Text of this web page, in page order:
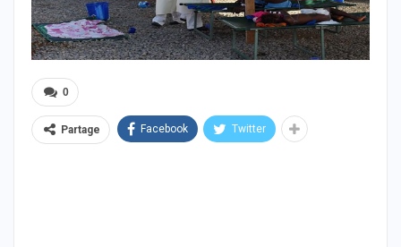
0
Partage Facebook Twitter